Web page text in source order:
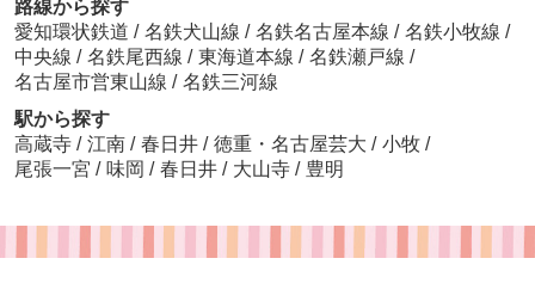
路線から探す
愛知環状鉄道 / 名鉄犬山線 / 名鉄名古屋本線 / 名鉄小牧線 /
中央線 / 名鉄尾西線 / 東海道本線 / 名鉄瀬戸線 /
名古屋市営東山線 / 名鉄三河線
駅から探す
高蔵寺 / 江南 / 春日井 / 徳重・名古屋芸大 / 小牧 /
尾張一宮 / 味岡 / 春日井 / 大山寺 / 豊明